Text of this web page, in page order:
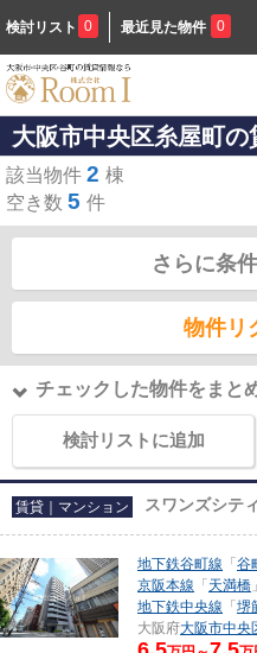
検討リスト 0 最近見た物件 0
大阪市中央区糸屋町の
該当物件 2 棟
空き数 5 件
さらに条
物件リ
チェックした物件をまと
検討リストに追加
賃貸｜マンション スワンズシテ
地下鉄谷町線 「 谷
京阪本線 「 天満橋
地下鉄中央線 「 堺
大阪府大阪市中央